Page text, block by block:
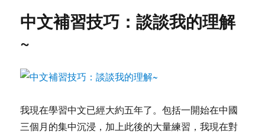
中文補習技巧：談談我的理解
~
我現在學習中文已經大約五年了。包括一開始在中國
三個月的集中沉浸，加上此後的大量練習，我現在對